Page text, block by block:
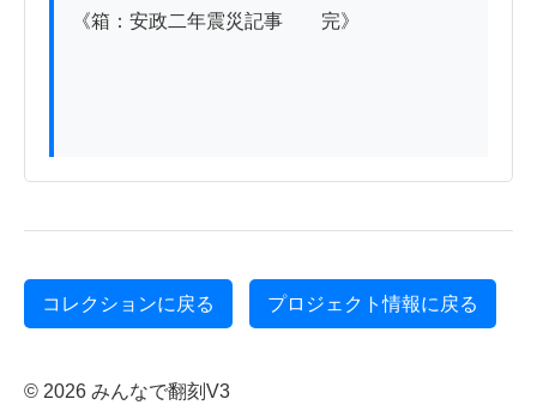
《箱：安政二年震災記事　　完》
コレクションに戻る プロジェクト情報に戻る
© 2026 みんなで翻刻V3